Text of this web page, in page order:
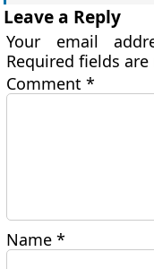
Leave a Reply
Your email
Required fields
Comment*
Name*